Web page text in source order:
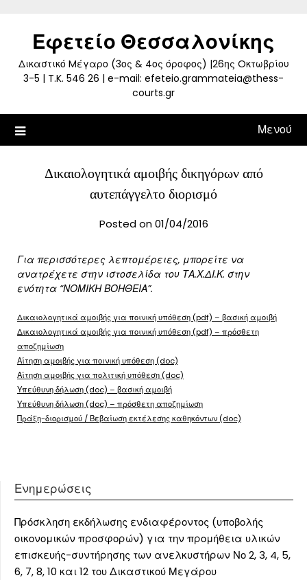
contentΕφετείο Θεσσαλονίκης
Δικαστικό Mέγαρο (3ος & 4ος όροφος) |26ης Oκτωβρίου
3-5 | T.K. 546 26 | e-mail: efeteio.grammateia@thess-
courts.gr
Μενού
Δικαιολογητικά αμοιβής δικηγόρων από
αυτεπάγγελτο διορισμό
Posted on 01/04/2016
Για περισσότερες λεπτομέρειες, μπορείτε να
ανατρέχετε στην ιστοσελίδα του ΤΑ.Χ.ΔΙ.Κ. στην
ενότητα “ΝΟΜΙΚΗ ΒΟΗΘΕΙΑ”.
Δικαιολογητικά αμοιβής για ποινική υπόθεση (pdf) – βασική αμοιβή
Δικαιολογητικά αμοιβής για ποινική υπόθεση (pdf) – πρόσθετη
αποζημίωση
Αίτηση αμοιβής για ποινική υπόθεση (doc)
Αίτηση αμοιβής για πολιτική υπόθεση (doc)
Υπεύθυνη δήλωση (doc) – βασική αμοιβή
Υπεύθυνη δήλωση (doc) – πρόσθετη αποζημίωση
Πράξη-διορισμού / Βεβαίωση εκτέλεσης καθηκόντων (doc)
Ενημερώσεις
Πρόσκληση εκδήλωσης ενδιαφέροντος (υποβολής
οικονομικών προσφορών) για την προμήθεια υλικών
επισκευής-συντήρησης των ανελκυστήρων Νο 2, 3, 4, 5,
6, 7, 8, 10 και 12 του Δικαστικού Μεγάρου